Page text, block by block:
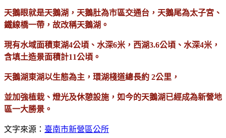
天鵝眼就是天鵝湖，天鵝肚為市區交通台，天鵝尾為太子宮、
鐵線橋一帶，故改稱天鵝湖。
現有水域面積東湖4公頃、水深6米，西湖3.6公頃、水深4米，
含填土造景面積計11公頃。
天鵝湖東湖以生態為主，環湖棧道總長約 2公里，
並加強植栽、燈光及休憩設施，如今的天鵝湖已經成為新營地
區一大勝景。
文字來源： 臺南市新營區公所